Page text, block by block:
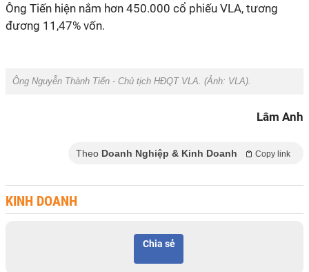
Ông Tiến hiện nắm hơn 450.000 cổ phiếu VLA, tương
đương 11,47% vốn.
Ông Nguyễn Thành Tiến - Chủ tịch HĐQT VLA. (Ảnh: VLA).
Lâm Anh
Theo Doanh Nghiệp & Kinh Doanh Copy link
KINH DOANH
Chia sẻ